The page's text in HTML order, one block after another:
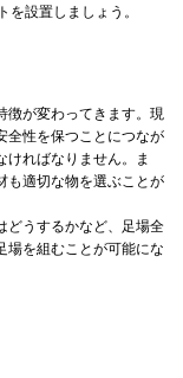
設置しましょう。
徴が変わってきます。現
全性を保つことにつなが
ければなりません。ま
も適切な物を選ぶことが
どうするかなど、足場全
場を組むことが可能にな